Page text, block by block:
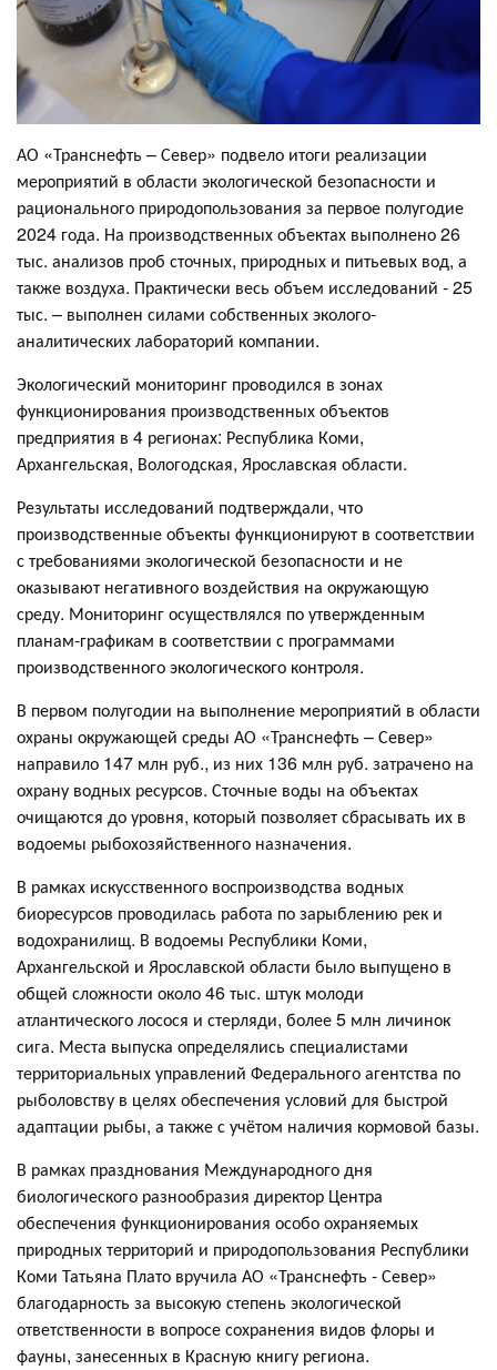
АО «Транснефть – Север» подвело итоги реализации
мероприятий в области экологической безопасности и
рационального природопользования за первое полугодие
2024 года. На производственных объектах выполнено 26
тыс. анализов проб сточных, природных и питьевых вод, а
также воздуха. Практически весь объем исследований - 25
тыс. – выполнен силами собственных эколого-
аналитических лабораторий компании.
Экологический мониторинг проводился в зонах
функционирования производственных объектов
предприятия в 4 регионах: Республика Коми,
Архангельская, Вологодская, Ярославская области.
Результаты исследований подтверждали, что
производственные объекты функционируют в соответствии
с требованиями экологической безопасности и не
оказывают негативного воздействия на окружающую
среду. Мониторинг осуществлялся по утвержденным
планам-графикам в соответствии с программами
производственного экологического контроля.
В первом полугодии на выполнение мероприятий в области
охраны окружающей среды АО «Транснефть – Север»
направило 147 млн руб., из них 136 млн руб. затрачено на
охрану водных ресурсов. Сточные воды на объектах
очищаются до уровня, который позволяет сбрасывать их в
водоемы рыбохозяйственного назначения.
В рамках искусственного воспроизводства водных
биоресурсов проводилась работа по зарыблению рек и
водохранилищ. В водоемы Республики Коми,
Архангельской и Ярославской области было выпущено в
общей сложности около 46 тыс. штук молоди
атлантического лосося и стерляди, более 5 млн личинок
сига. Места выпуска определялись специалистами
территориальных управлений Федерального агентства по
рыболовству в целях обеспечения условий для быстрой
адаптации рыбы, а также с учётом наличия кормовой базы.
В рамках празднования Международного дня
биологического разнообразия директор Центра
обеспечения функционирования особо охраняемых
природных территорий и природопользования Республики
Коми Татьяна Плато вручила АО «Транснефть - Север»
благодарность за высокую степень экологической
ответственности в вопросе сохранения видов флоры и
фауны, занесенных в Красную книгу региона.